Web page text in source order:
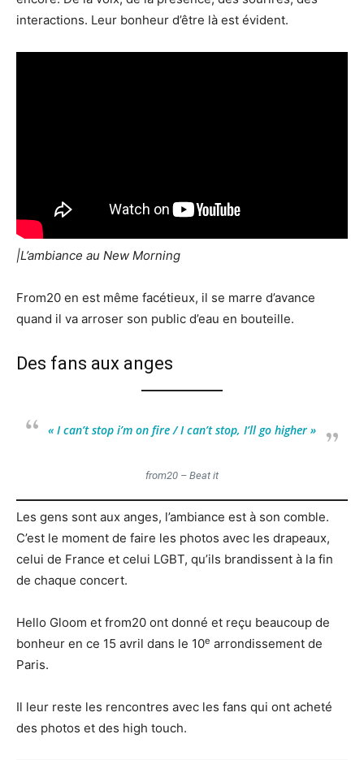
interactions. Leur bonheur d’être là est évident.
|L’ambiance au New Morning
From20 en est même facétieux, il se marre d’avance
quand il va arroser son public d’eau en bouteille.
Des fans aux anges
« I can’t stop i’m on fire / I can’t stop, I’ll go higher »
from20 – Beat it
Les gens sont aux anges, l’ambiance est à son comble.
C’est le moment de faire les photos avec les drapeaux,
celui de France et celui LGBT, qu’ils brandissent à la fin
de chaque concert.
Hello Gloom et from20 ont donné et reçu beaucoup de
bonheur en ce 15 avril dans le 10e arrondissement de
Paris.
Il leur reste les rencontres avec les fans qui ont acheté
des photos et des high touch.